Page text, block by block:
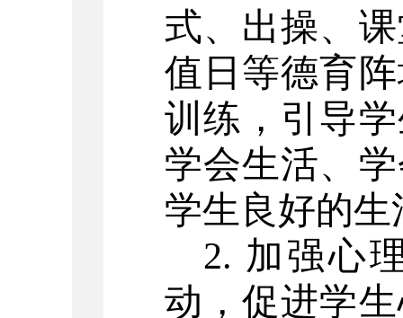
式、出操、
值日等德育
训练，引导
学会生活、
学生良好的
2. 加强心
动，促进学